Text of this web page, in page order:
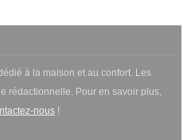
à la maison et au confort. Les
rédactionnelle. Pour en savoir plus,
nous !